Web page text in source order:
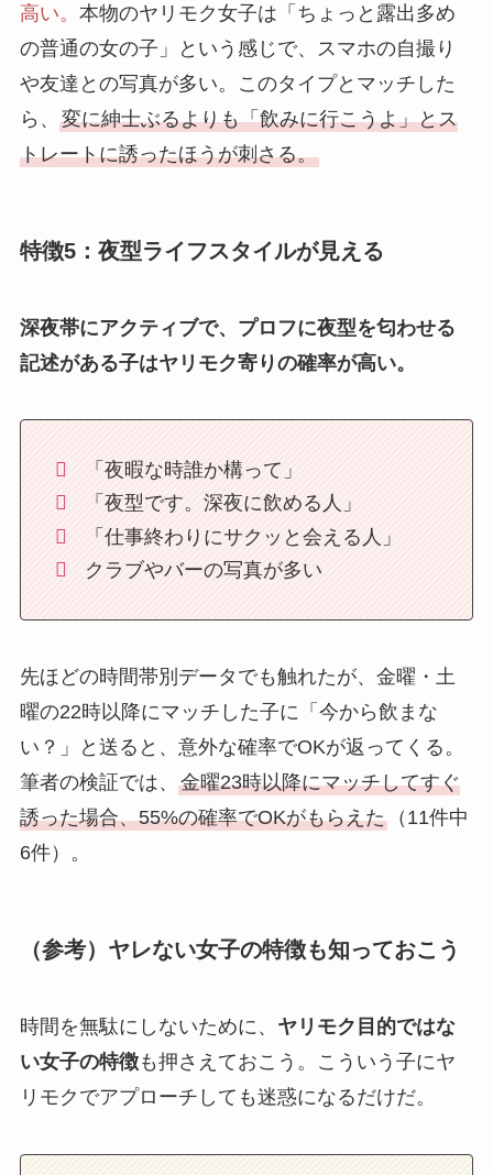
高い。 本物のヤリモク女子は「ちょっと露出多め
の普通の女の子」という感じで、スマホの自撮り
や友達との写真が多い。このタイプとマッチした
ら、 変に紳士ぶるよりも「飲みに行こうよ」とス
トレートに誘ったほうが刺さる。
特徴5：夜型ライフスタイルが見える
深夜帯にアクティブで、プロフに夜型を匂わせる
記述がある子はヤリモク寄りの確率が高い。
「夜暇な時誰か構って」
「夜型です。深夜に飲める人」
「仕事終わりにサクッと会える人」
クラブやバーの写真が多い
先ほどの時間帯別データでも触れたが、金曜・土
曜の22時以降にマッチした子に「今から飲まな
い？」と送ると、意外な確率でOKが返ってくる。
筆者の検証では、 金曜23時以降にマッチしてすぐ
誘った場合、55%の確率でOKがもらえた（11件中
6件）。
（参考）ヤレない女子の特徴も知っておこう
時間を無駄にしないために、 ヤリモク目的ではな
い女子の特徴も押さえておこう。こういう子にヤ
リモクでアプローチしても迷惑になるだけだ。